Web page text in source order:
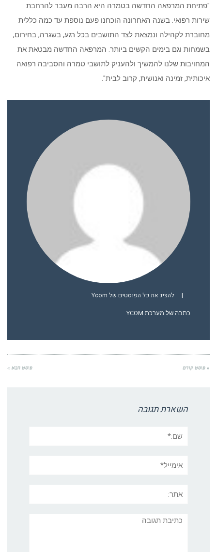
"פתיחת המרפאה החדשה בטמרה היא הרבה מעבר להרחבת
שירות רפואי. בשנה האחרונה הוכחנו פעם נוספת עד כמה כללית
מחוברת לקהילה ונמצאת לצד התושבים בכל רגע, בשגרה, בחירום,
בשמחות וגם בימים הקשים ביותר. המרפאה החדשה מבטאת את
המחויבות שלנו להמשיך ולהעניק לתושבי טמרה והסביבה רפואה
איכותית, זמינה ואנושית, קרוב לבית".
| להציג את כל הפוסטים של Ycom
כתבה של מערכת YCOM.
« פוסט קודם פוסט הבא »
השארת תגובה
תגובה